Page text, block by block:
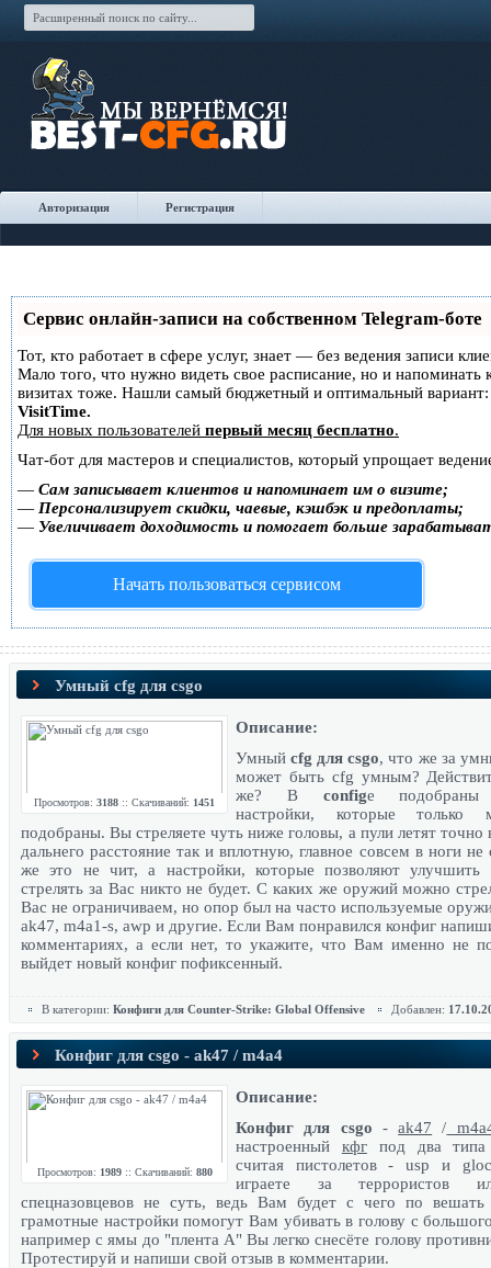
Авторизация Регистрация
Сервис онлайн-записи на собственном Telegram-боте
Тот, кто работает в сфере услуг, знает — без ведения записи
Мало того, что нужно видеть свое расписание, но и напоминать
визитах тоже. Нашли самый бюджетный и оптимальный
VisitTime.
Для новых пользователей первый месяц бесплатно.
Чат-бот для мастеров и специалистов, который упрощает
— Сам записывает клиентов и напоминает им о визите;
— Персонализирует скидки, чаевые, кэшбэк и предоплаты;
— Увеличивает доходимость и помогает больше
Начать пользоваться сервисом
Умный cfg для csgo
Просмотров: 3188 :: Скачиваний: 1451
Описание:
Умныйcfg для csgo, что же за
может быть cfg умным?
же? В confige подобраны
настройки, которые только
подобраны. Вы стреляете чуть ниже головы, а пули летят точно
дальнего расстояние так и вплотную, главное совсем в ноги не
же это не чит, а настройки, которые позволяют улучшить
стрелять за Вас никто не будет. С каких же оружий можно
Вас не ограничиваем, но опор был на часто используемые
ak47, m4a1-s, awp и другие. Если Вам понравился конфиг
комментариях, а если нет, то укажите, что Вам именно не
выйдет новый конфиг пофиксенный.
В категории: Конфиги для Counter-Strike: Global Offensive Добавлен:
Конфиг для csgo - ak47 / m4a4
Просмотров: 1989:: Скачиваний: 880
Описание:
Конфиг для csgo -ak47 /
настроенный кфгпод два типа
считая пистолетов - usp и
играете за террористов
спецназовцевов не суть, ведь Вам будет с чего по
грамотные настройки помогут Вам убивать в голову с
например с ямы до "плента А" Вы легко снесёте голову
Протестируй и напиши свой отзыв в комментарии.